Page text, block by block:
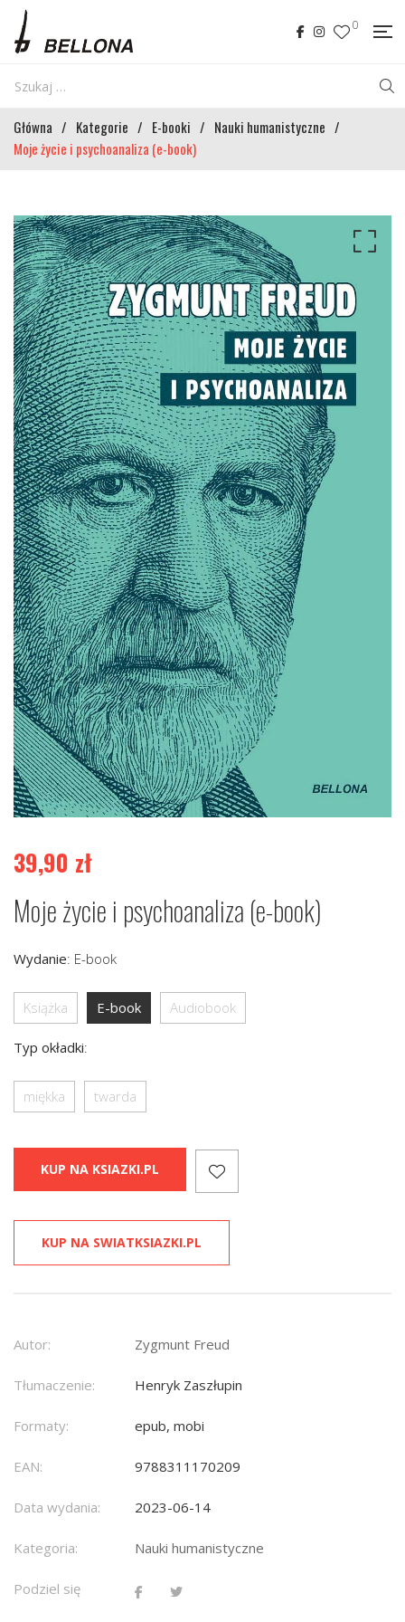
0
Główna / Kategorie / E-booki / Nauki humanistyczne /
Moje życie i psychoanaliza (e-book)
39,90 zł
Moje życie i psychoanaliza (e-book)
Wydanie: E-book
Książka E-book Audiobook
Typ okładki:
miękka twarda
KUP NA KSIAZKI.PL
KUP NA SWIATKSIAZKI.PL
Autor: Zygmunt Freud
Tłumaczenie: Henryk Zaszłupin
Formaty: epub, mobi
EAN: 9788311170209
Data wydania: 2023-06-14
Kategoria: Nauki humanistyczne
Podziel się